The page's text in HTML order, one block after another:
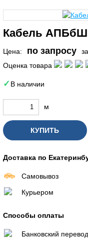
Кабель
Цена: по запросу
Оценка товара
В наличии
м
КУПИТЬ
Доставка по
Самовывоз
Курьером
Способы оплаты
Банковский перевод